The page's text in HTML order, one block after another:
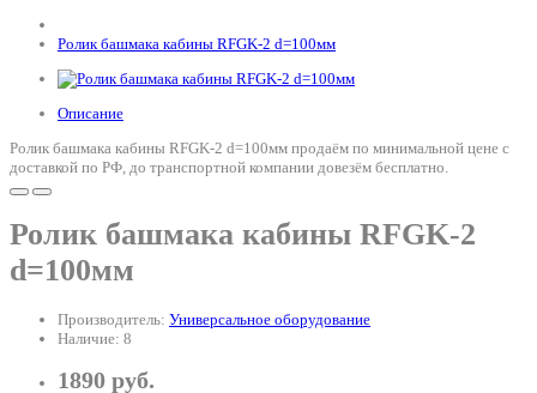
Ролик башмака кабины RFGK-2 d=100мм
Описание
Ролик башмака кабины RFGK-2 d=100мм продаём по минимальной цене с
доставкой по РФ, до транспортной компании довезём бесплатно.
Ролик башмака кабины RFGK-2
d=100мм
Производитель: Универсальное оборудование
Наличие: 8
1890 руб.